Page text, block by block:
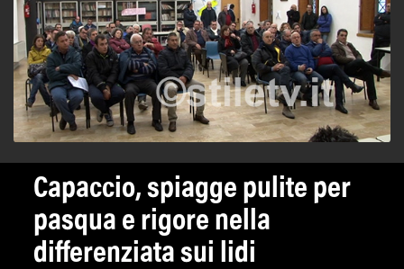
Capaccio, spiagge pulite per
pasqua e rigore nella
differenziata sui lidi